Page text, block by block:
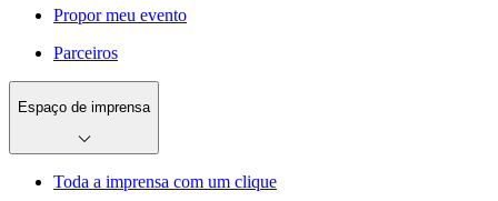
Propor meu evento
Parceiros
Espaço de imprensa
Toda a imprensa com um clique